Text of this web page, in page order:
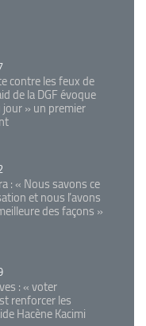
contre les feux de
de la DGF évoque
» un premier
: « Nous savons ce
et nous l’avons
des façons »
: « voter
renforcer les
Hacène Kacimi